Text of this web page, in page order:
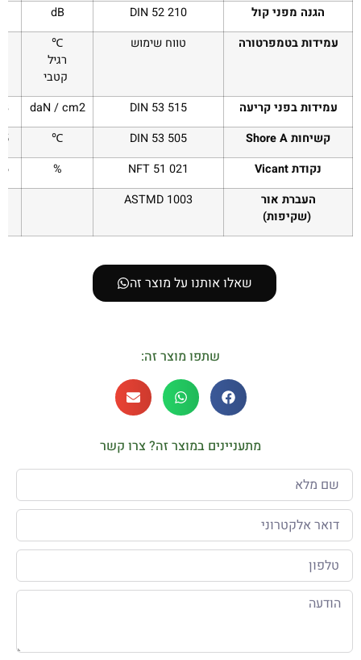
הגנה מפני קול DIN 52 210
dB
עמידות בטמפרטורה
טווח שימוש
℃
רגיל
קטבי
עמידות בפני קריעה DIN 53 515
daN / cm2
28
קשיחותShore A
DIN 53 505
℃
65
נקודתVicant
NFT 51 021
%
46
העברת אור
(שקיפות)
ASTMD 1003
שאלו אותנו על מוצר זה
שתפו מוצר זה:
מתעניינים במוצר זה? צרו קשר